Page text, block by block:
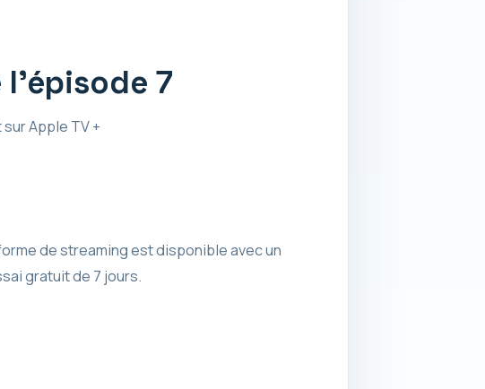
7
Apple TV +
de streaming est disponible avec un
gratuit de 7 jours.